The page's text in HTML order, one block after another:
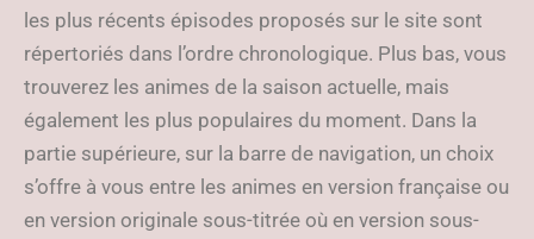
les plus récents épisodes proposés sur le site sont
répertoriés dans l’ordre chronologique. Plus bas, vous
trouverez les animes de la saison actuelle, mais
également les plus populaires du moment. Dans la
partie supérieure, sur la barre de navigation, un choix
s’offre à vous entre les animes en version française ou
en version originale sous-titrée où en version sous-